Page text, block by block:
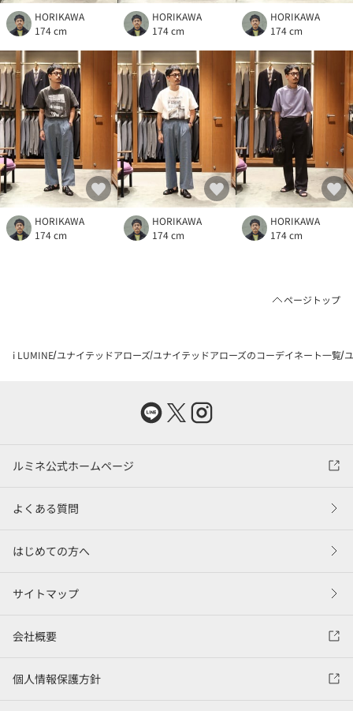
HORIKAWA
174 cm
HORIKAWA
174 cm
HORIKAWA
174 cm
HORIKAWA
174 cm
HORIKAWA
174 cm
HORIKAWA
174 cm
ページトップ
i LUMINE ユナイテッドアローズ ユナイテッドアローズのコーデイネート一覧
ルミネ公式ホームページ
よくある質問
はじめての方へ
サイトマップ
会社概要
個人情報保護方針